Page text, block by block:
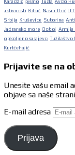
Karadžić pismo Tuzla Avdo
aktivnosti Bihać Naser Orić
Srbija Kruševice Sutorina
Jadransko more Doboj Armija
opkoljeno sarajevo Tužilaštvo
Kurtćehajić
Prijavite se na
Unesite vašu email
objave sa naše
E-mail adresa
Prijava